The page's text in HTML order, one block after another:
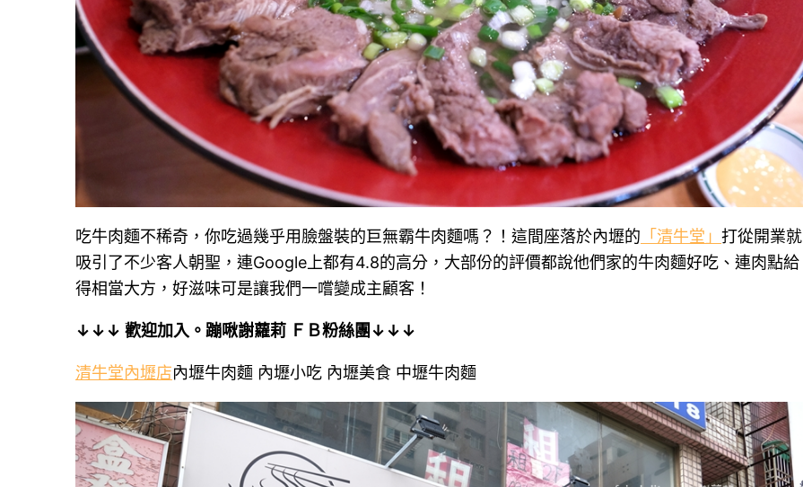
吃牛肉麵不稀奇，你吃過幾乎用臉盤裝的巨無霸牛肉麵嗎？！這間座落於內壢的 「清牛堂」 打從開業就
吸引了不少客人朝聖，連Google上都有4.8的高分，大部份的評價都說他們家的牛肉麵好吃、連肉點給
得相當大方，好滋味可是讓我們一嚐變成主顧客！
↓↓↓ 歡迎加入。蹦啾謝蘿莉 ＦＢ粉絲團↓↓↓
清牛堂內壢店內壢牛肉麵 內壢小吃 內壢美食 中壢牛肉麵